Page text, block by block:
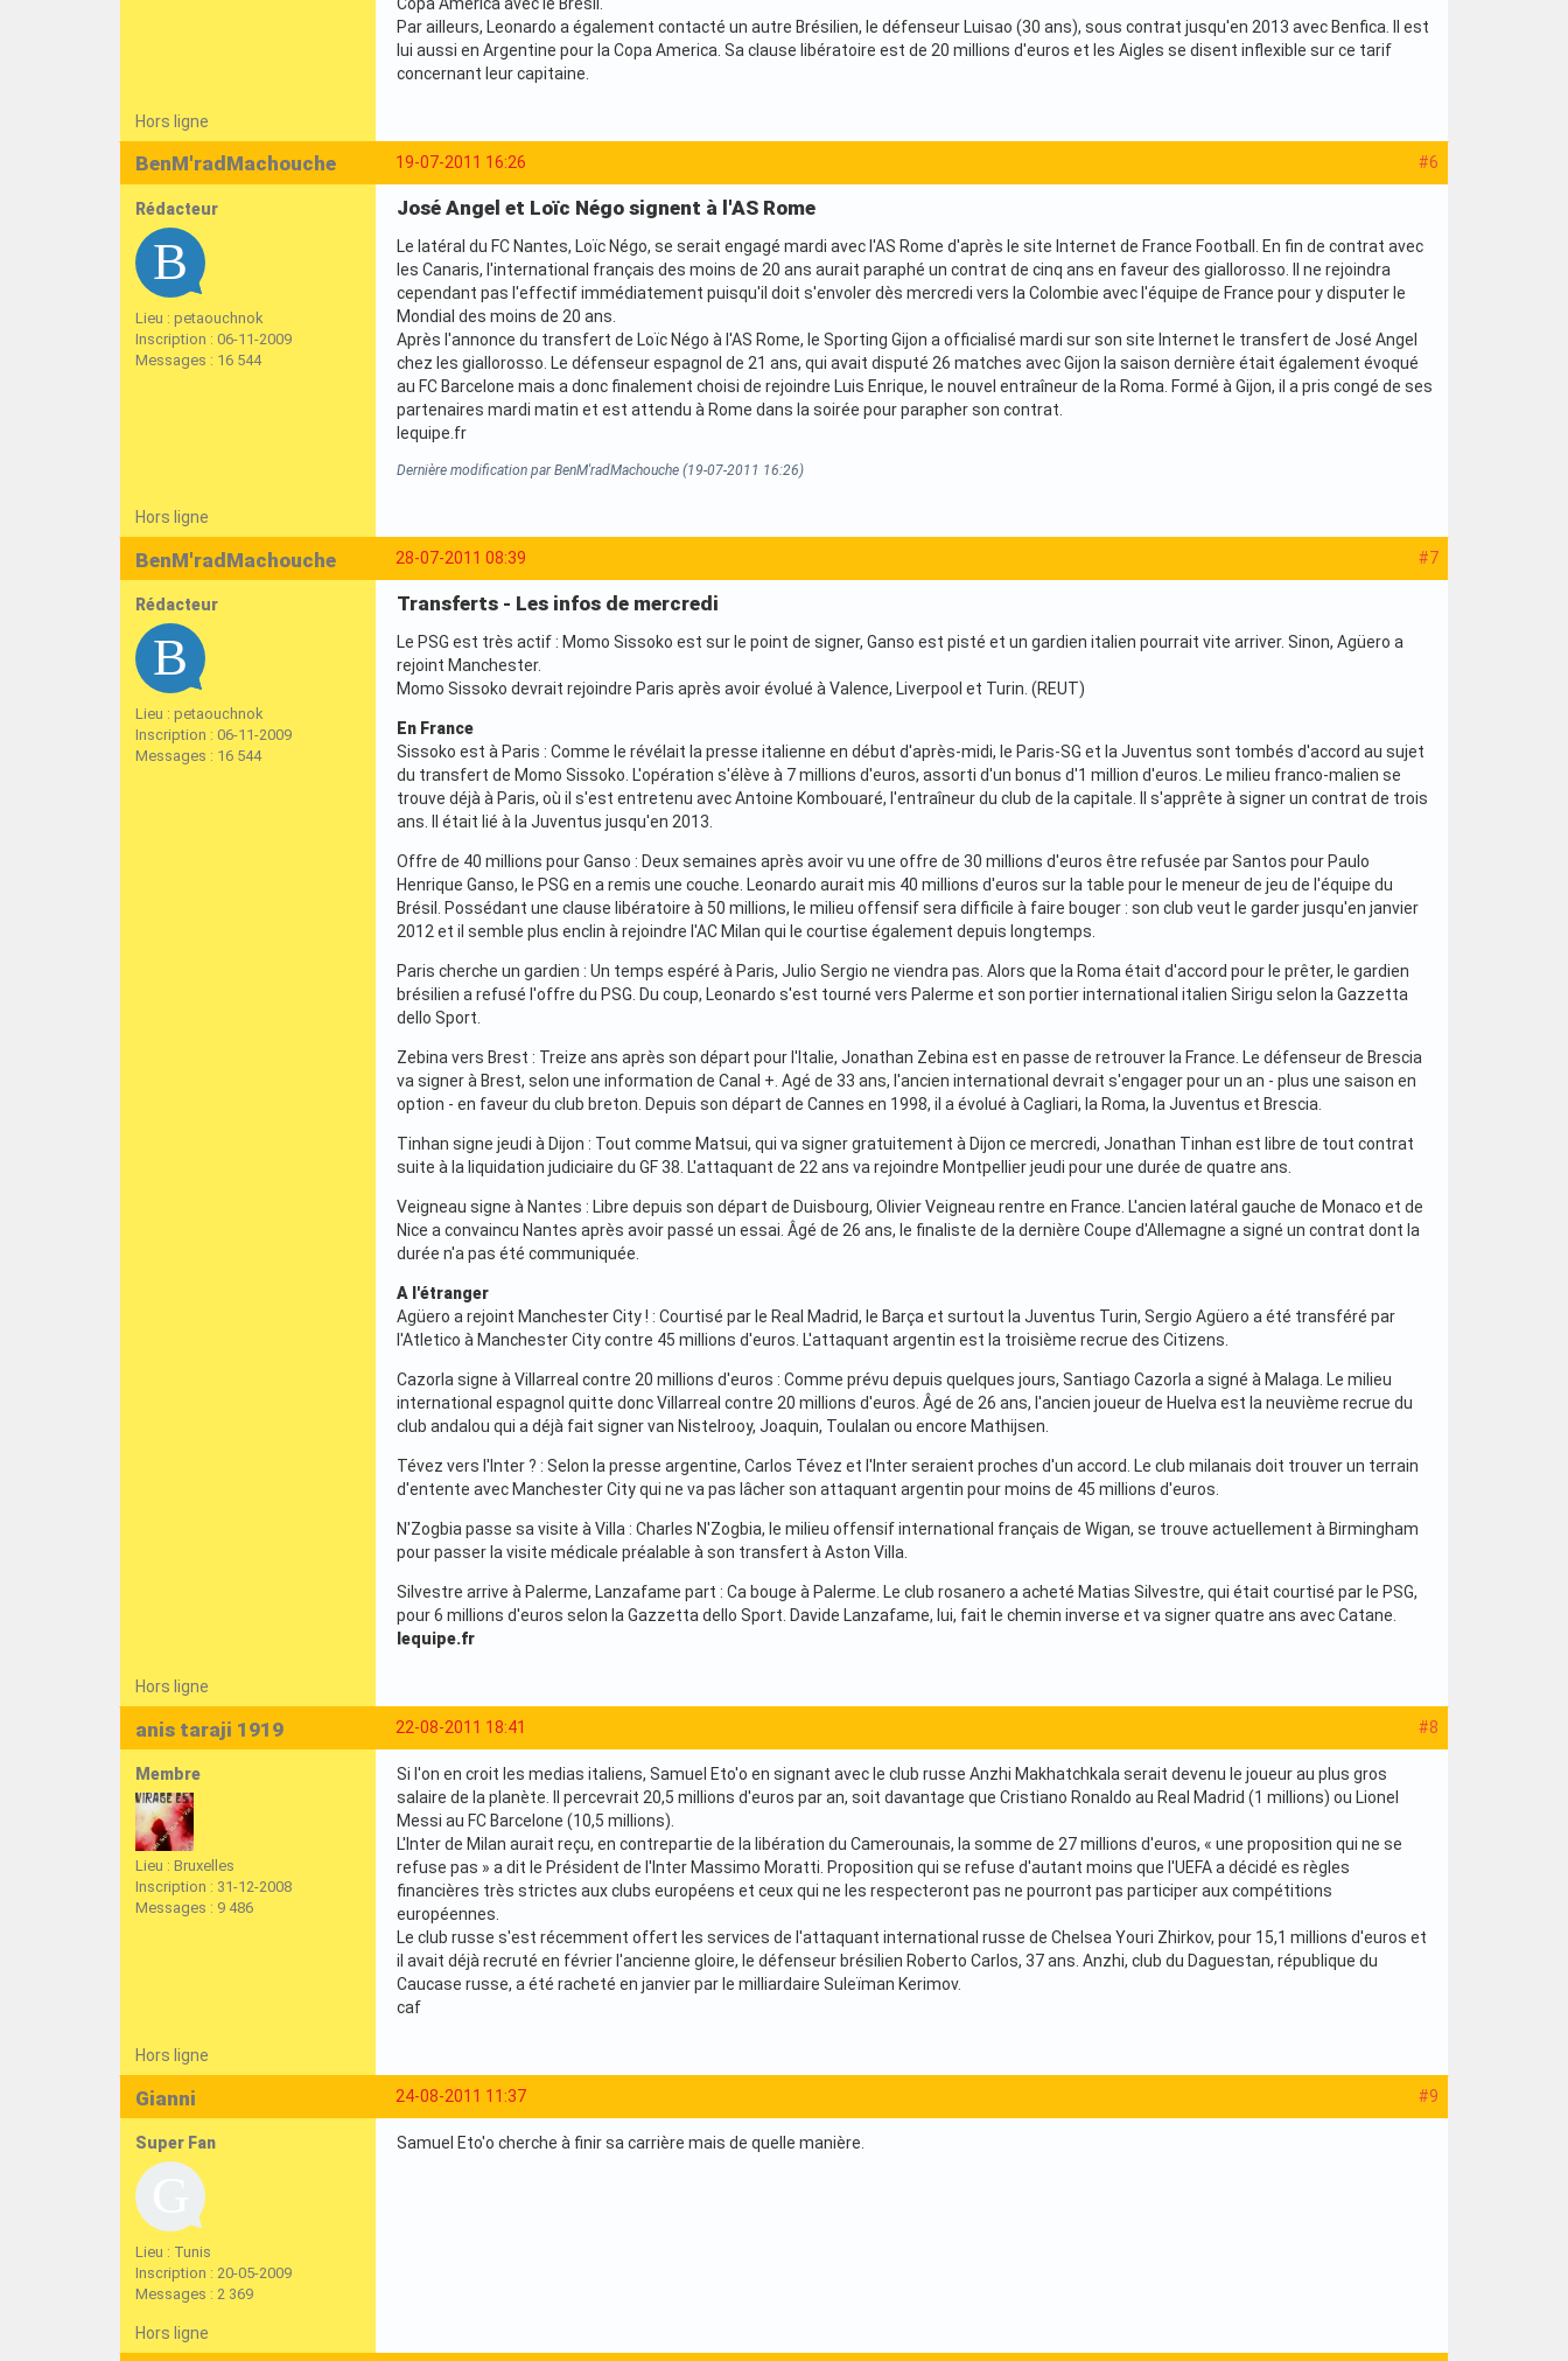
Par ailleurs, Leonardo a également contacté un autre Brésilien, le défenseur Luisao (30 ans), sous contrat jusqu'en 2013 avec Benfica. Il est
lui aussi en Argentine pour la Copa America. Sa clause libératoire est de 20 millions d'euros et les Aigles se disent inflexible sur ce tarif
concernant leur capitaine.
Hors ligne
#6
19-07-2011 16:26
BenM'radMachouche
Rédacteur
Lieu : petaouchnok
Inscription : 06-11-2009
Messages : 16 544
José Angel et Loïc Négo signent à l'AS Rome
Le latéral du FC Nantes, Loïc Négo, se serait engagé mardi avec l'AS Rome d'après le site Internet de France Football. En fin de contrat avec
les Canaris, l'international français des moins de 20 ans aurait paraphé un contrat de cinq ans en faveur des giallorosso. Il ne rejoindra
cependant pas l'effectif immédiatement puisqu'il doit s'envoler dès mercredi vers la Colombie avec l'équipe de France pour y disputer le
Mondial des moins de 20 ans.
Après l'annonce du transfert de Loïc Négo à l'AS Rome, le Sporting Gijon a officialisé mardi sur son site Internet le transfert de José Angel
chez les giallorosso. Le défenseur espagnol de 21 ans, qui avait disputé 26 matches avec Gijon la saison dernière était également évoqué
au FC Barcelone mais a donc finalement choisi de rejoindre Luis Enrique, le nouvel entraîneur de la Roma. Formé à Gijon, il a pris congé de ses
partenaires mardi matin et est attendu à Rome dans la soirée pour parapher son contrat.
lequipe.fr
Dernière modification par BenM'radMachouche (19-07-2011 16:26)
Hors ligne
#7
28-07-2011 08:39
BenM'radMachouche
Rédacteur
Lieu : petaouchnok
Inscription : 06-11-2009
Messages : 16 544
Transferts - Les infos de mercredi
Le PSG est très actif : Momo Sissoko est sur le point de signer, Ganso est pisté et un gardien italien pourrait vite arriver. Sinon, Agüero a
rejoint Manchester.
Momo Sissoko devrait rejoindre Paris après avoir évolué à Valence, Liverpool et Turin. (REUT)
En France
Sissoko est à Paris : Comme le révélait la presse italienne en début d'après-midi, le Paris-SG et la Juventus sont tombés d'accord au sujet
du transfert de Momo Sissoko. L'opération s'élève à 7 millions d'euros, assorti d'un bonus d'1 million d'euros. Le milieu franco-malien se
trouve déjà à Paris, où il s'est entretenu avec Antoine Kombouaré, l'entraîneur du club de la capitale. Il s'apprête à signer un contrat de trois
ans. Il était lié à la Juventus jusqu'en 2013.
Offre de 40 millions pour Ganso : Deux semaines après avoir vu une offre de 30 millions d'euros être refusée par Santos pour Paulo
Henrique Ganso, le PSG en a remis une couche. Leonardo aurait mis 40 millions d'euros sur la table pour le meneur de jeu de l'équipe du
Brésil. Possédant une clause libératoire à 50 millions, le milieu offensif sera difficile à faire bouger : son club veut le garder jusqu'en janvier
2012 et il semble plus enclin à rejoindre l'AC Milan qui le courtise également depuis longtemps.
Paris cherche un gardien : Un temps espéré à Paris, Julio Sergio ne viendra pas. Alors que la Roma était d'accord pour le prêter, le gardien
brésilien a refusé l'offre du PSG. Du coup, Leonardo s'est tourné vers Palerme et son portier international italien Sirigu selon la Gazzetta
dello Sport.
Zebina vers Brest : Treize ans après son départ pour l'Italie, Jonathan Zebina est en passe de retrouver la France. Le défenseur de Brescia
va signer à Brest, selon une information de Canal +. Agé de 33 ans, l'ancien international devrait s'engager pour un an - plus une saison en
option - en faveur du club breton. Depuis son départ de Cannes en 1998, il a évolué à Cagliari, la Roma, la Juventus et Brescia.
Tinhan signe jeudi à Dijon : Tout comme Matsui, qui va signer gratuitement à Dijon ce mercredi, Jonathan Tinhan est libre de tout contrat
suite à la liquidation judiciaire du GF 38. L'attaquant de 22 ans va rejoindre Montpellier jeudi pour une durée de quatre ans.
Veigneau signe à Nantes : Libre depuis son départ de Duisbourg, Olivier Veigneau rentre en France. L'ancien latéral gauche de Monaco et de
Nice a convaincu Nantes après avoir passé un essai. Âgé de 26 ans, le finaliste de la dernière Coupe d'Allemagne a signé un contrat dont la
durée n'a pas été communiquée.
A l'étranger
Agüero a rejoint Manchester City ! : Courtisé par le Real Madrid, le Barça et surtout la Juventus Turin, Sergio Agüero a été transféré par
l'Atletico à Manchester City contre 45 millions d'euros. L'attaquant argentin est la troisième recrue des Citizens.
Cazorla signe à Villarreal contre 20 millions d'euros : Comme prévu depuis quelques jours, Santiago Cazorla a signé à Malaga. Le milieu
international espagnol quitte donc Villarreal contre 20 millions d'euros. Âgé de 26 ans, l'ancien joueur de Huelva est la neuvième recrue du
club andalou qui a déjà fait signer van Nistelrooy, Joaquin, Toulalan ou encore Mathijsen.
Tévez vers l'Inter ? : Selon la presse argentine, Carlos Tévez et l'Inter seraient proches d'un accord. Le club milanais doit trouver un terrain
d'entente avec Manchester City qui ne va pas lâcher son attaquant argentin pour moins de 45 millions d'euros.
N'Zogbia passe sa visite à Villa : Charles N'Zogbia, le milieu offensif international français de Wigan, se trouve actuellement à Birmingham
pour passer la visite médicale préalable à son transfert à Aston Villa.
Silvestre arrive à Palerme, Lanzafame part : Ca bouge à Palerme. Le club rosanero a acheté Matias Silvestre, qui était courtisé par le PSG,
pour 6 millions d'euros selon la Gazzetta dello Sport. Davide Lanzafame, lui, fait le chemin inverse et va signer quatre ans avec Catane.
lequipe.fr
Hors ligne
#8
22-08-2011 18:41
anis taraji 1919
Membre
Lieu : Bruxelles
Inscription : 31-12-2008
Messages : 9 486
Si l'on en croit les medias italiens, Samuel Eto'o en signant avec le club russe Anzhi Makhatchkala serait devenu le joueur au plus gros
salaire de la planète. Il percevrait 20,5 millions d'euros par an, soit davantage que Cristiano Ronaldo au Real Madrid (1 millions) ou Lionel
Messi au FC Barcelone (10,5 millions).
L'Inter de Milan aurait reçu, en contrepartie de la libération du Camerounais, la somme de 27 millions d'euros, « une proposition qui ne se
refuse pas » a dit le Président de l'Inter Massimo Moratti. Proposition qui se refuse d'autant moins que l'UEFA a décidé es règles
financières très strictes aux clubs européens et ceux qui ne les respecteront pas ne pourront pas participer aux compétitions
européennes.
Le club russe s'est récemment offert les services de l'attaquant international russe de Chelsea Youri Zhirkov, pour 15,1 millions d'euros et
il avait déjà recruté en février l'ancienne gloire, le défenseur brésilien Roberto Carlos, 37 ans. Anzhi, club du Daguestan, république du
Caucase russe, a été racheté en janvier par le milliardaire Suleïman Kerimov.
caf
Hors ligne
#9
24-08-2011 11:37
Gianni
Super Fan
Lieu : Tunis
Inscription : 20-05-2009
Messages : 2 369
Samuel Eto'o cherche à finir sa carrière mais de quelle manière.
Hors ligne